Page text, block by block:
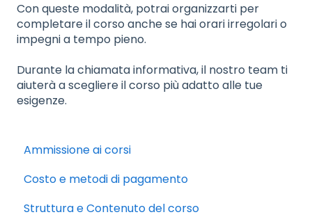
Con queste modalità, potrai organizzarti per
completare il corso anche se hai orari irregolari o
impegni a tempo pieno.
Durante la chiamata informativa, il nostro team ti
aiuterà a scegliere il corso più adatto alle tue
esigenze.
Ammissione ai corsi
Costo e metodi di pagamento
Struttura e Contenuto del corso